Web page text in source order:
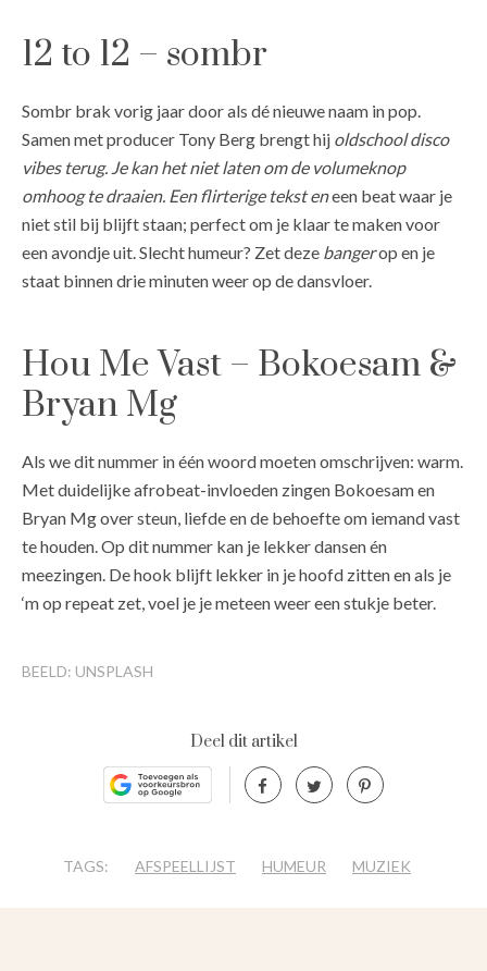
12 to 12 – sombr
Sombr brak vorig jaar door als dé nieuwe naam in pop.
Samen met producer Tony Berg brengt hij oldschool disco
vibes terug. Je kan het niet laten om de volumeknop
omhoog te draaien. Een flirterige tekst eneen beat waar je
niet stil bij blijft staan; perfect om je klaar te maken voor
een avondje uit. Slecht humeur? Zet deze bangerop en je
staat binnen drie minuten weer op de dansvloer.
Hou Me Vast – Bokoesam &
Bryan Mg
Als we dit nummer in één woord moeten omschrijven: warm.
Met duidelijke afrobeat-invloeden zingen Bokoesam en
Bryan Mg over steun, liefde en de behoefte om iemand vast
te houden. Op dit nummer kan je lekker dansen én
meezingen. De hook blijft lekker in je hoofd zitten en als je
‘m op repeat zet, voel je je meteen weer een stukje beter.
BEELD: UNSPLASH
Deel dit artikel
TAGS: AFSPEELLIJST HUMEUR MUZIEK